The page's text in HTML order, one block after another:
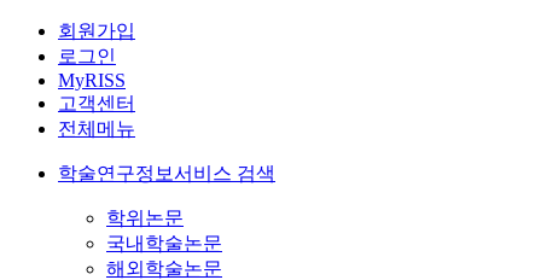
회원가입
로그인
MyRISS
고객센터
전체메뉴
학술연구정보서비스 검색
학위논문
국내학술논문
해외학술논문